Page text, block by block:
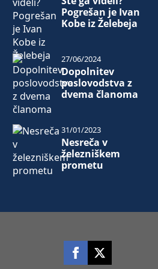
Pogrešan je Ivan
Kobe iz Želebeja
Dopolnitev
poslovodstva z
dvema članoma
27/06/2024
Nesreča v
železniškem
prometu
31/01/2023